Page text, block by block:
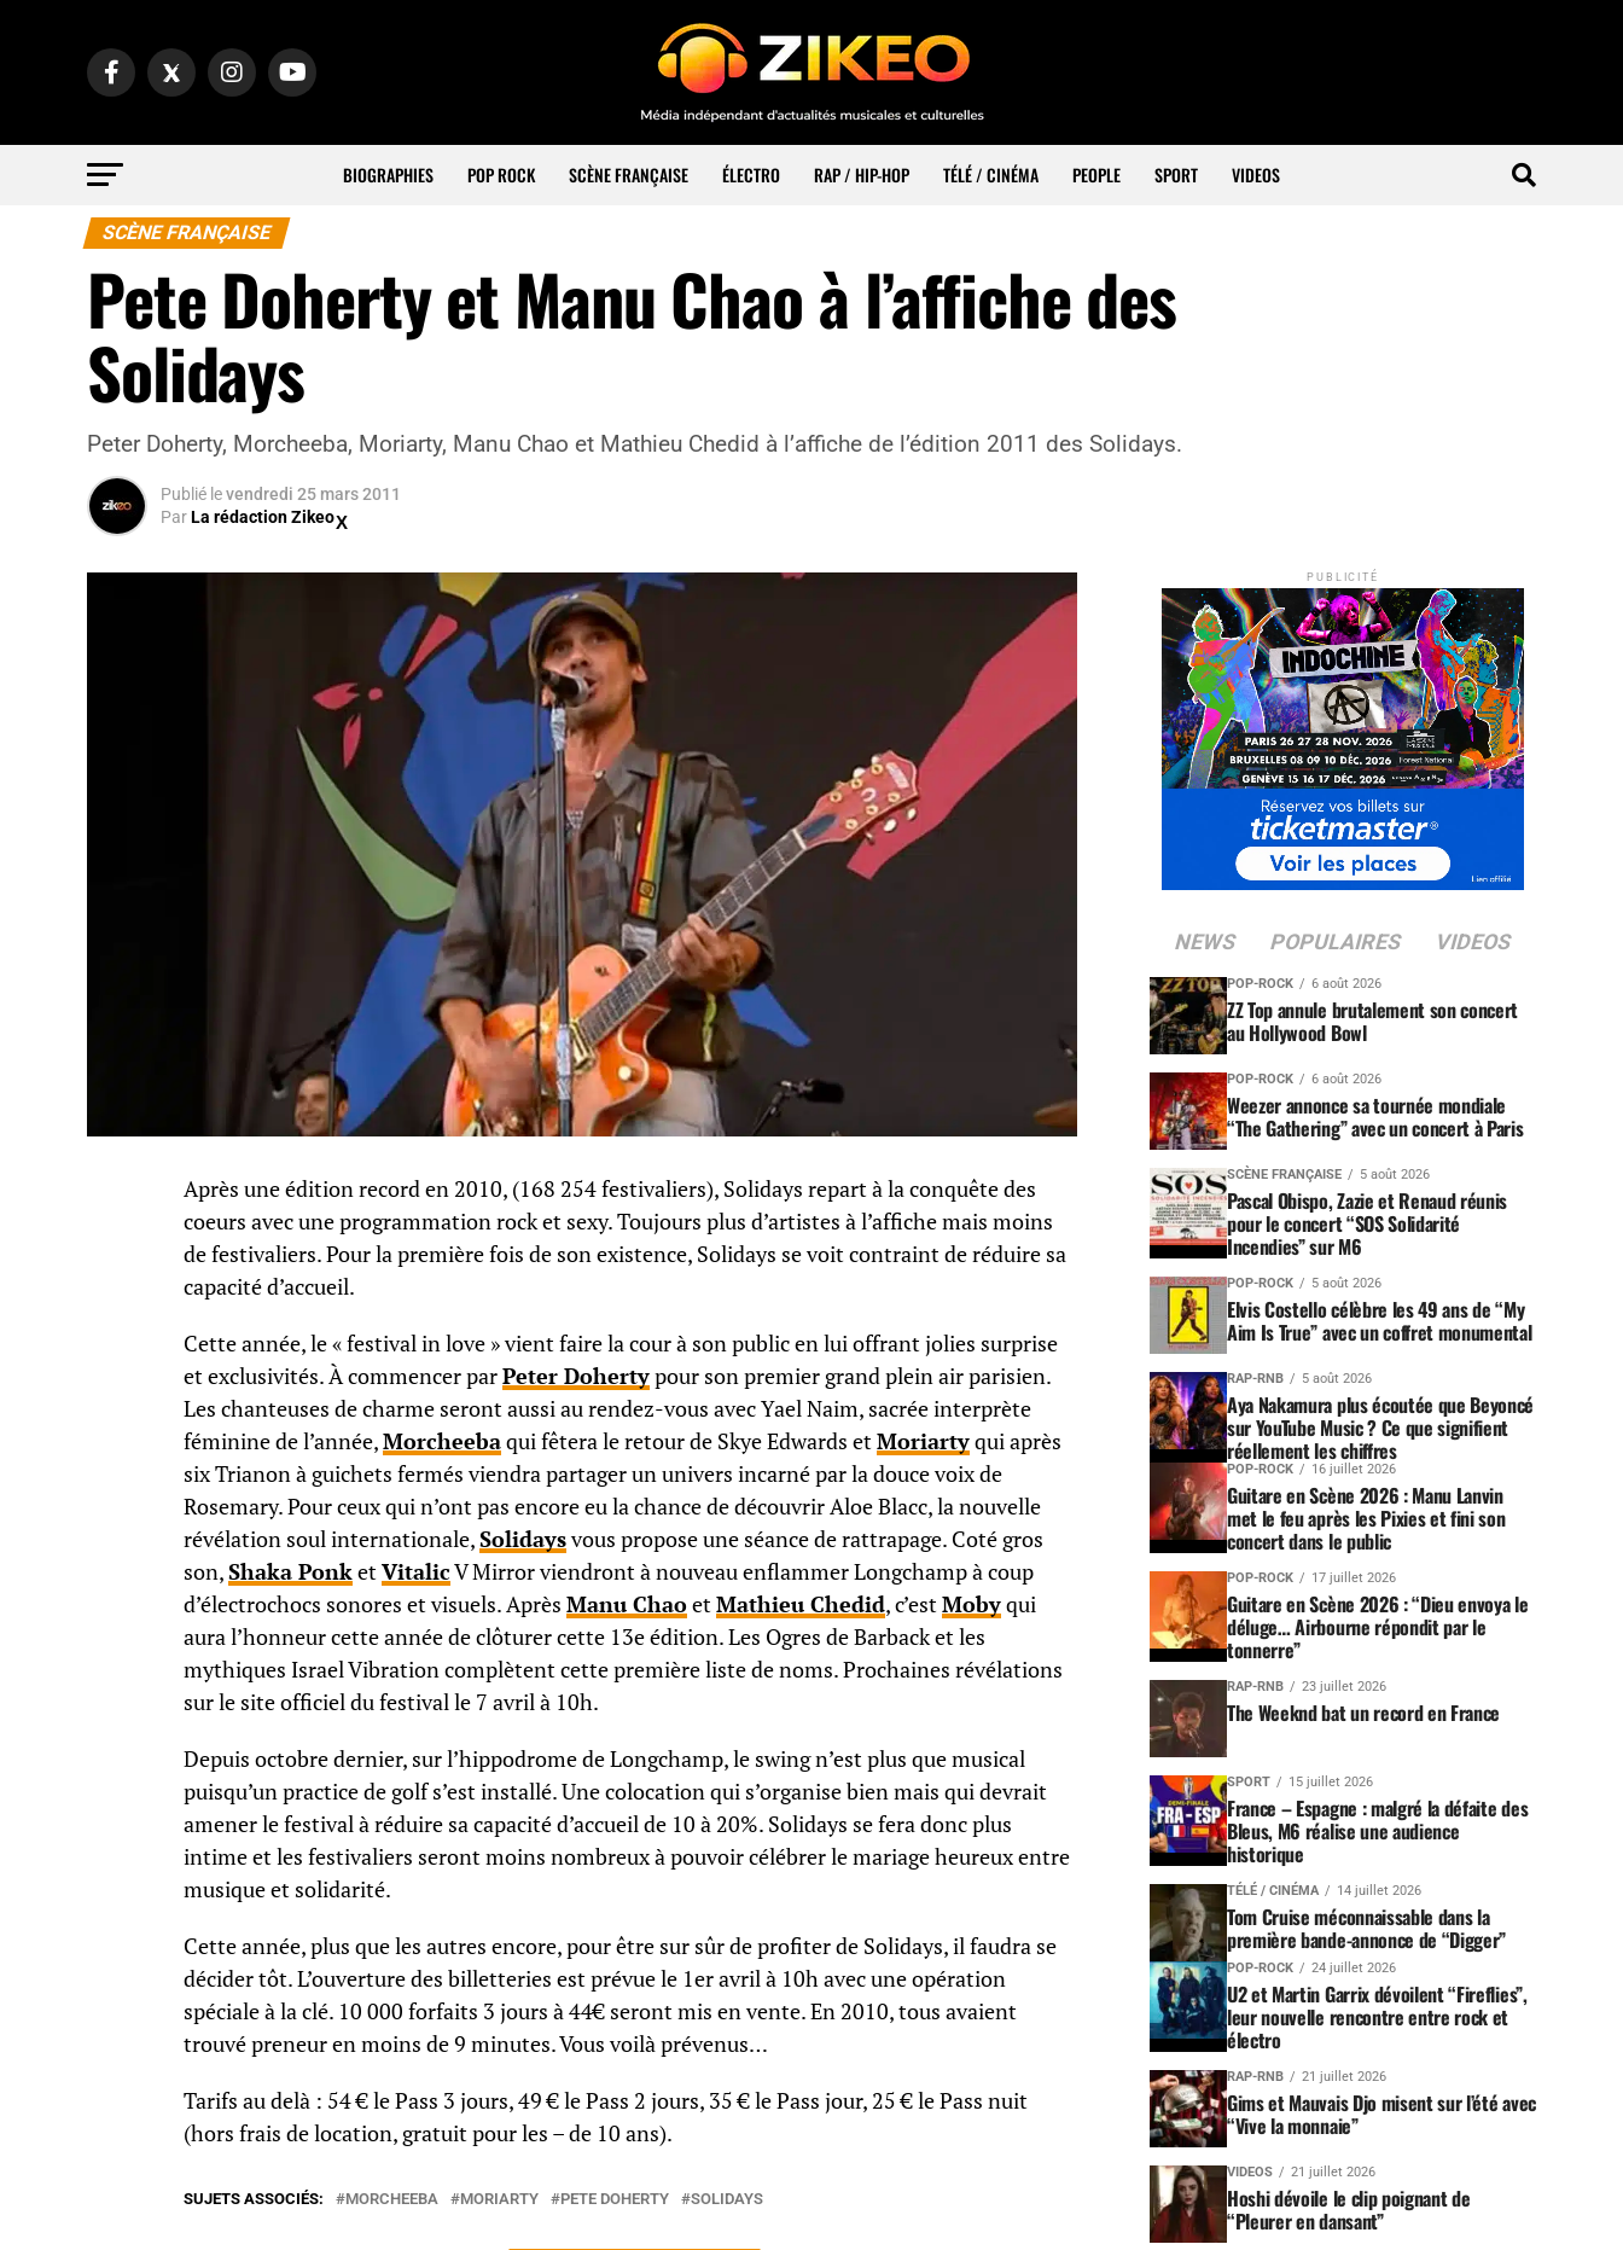
BIOGRAPHIES POP ROCK SCÈNE FRANÇAISE ÉLECTRO RAP / HIP-HOP TÉLÉ / CINÉMA PEOPLE SPORT VIDEOS
SCÈNE FRANÇAISE
Pete Doherty et Manu Chao à l’affiche des
Solidays
Peter Doherty, Morcheeba, Moriarty, Manu Chao et Mathieu Chedid à l’affiche de l’édition 2011 des Solidays.
Publié levendredi 25 mars 2011
ParLa rédaction Zikeo
Après une édition record en 2010, (168 254 festivaliers), Solidays repart à la conquête des
coeurs avec une programmation rock et sexy. Toujours plus d’artistes à l’affiche mais moins
de festivaliers. Pour la première fois de son existence, Solidays se voit contraint de réduire sa
capacité d’accueil.
Cette année, le « festival in love » vient faire la cour à son public en lui offrant jolies surprise
et exclusivités. À commencer parPeter Dohertypour son premier grand plein air parisien.
Les chanteuses de charme seront aussi au rendez-vous avec Yael Naim, sacrée interprète
féminine de l’année,Morcheebaqui fêtera le retour de Skye Edwards etMoriartyqui après
six Trianon à guichets fermés viendra partager un univers incarné par la douce voix de
Rosemary. Pour ceux qui n’ont pas encore eu la chance de découvrir Aloe Blacc, la nouvelle
révélation soul internationale,Solidaysvous propose une séance de rattrapage. Coté gros
son,Shaka PonketVitalicV Mirror viendront à nouveau enflammer Longchamp à coup
d’électrochocs sonores et visuels. Après Manu ChaoetMathieu Chedid, c’estMobyqui
aura l’honneur cette année de clôturer cette 13e édition. Les Ogres de Barback et les
mythiques Israel Vibration complètent cette première liste de noms. Prochaines révélations
sur le site officiel du festival le 7 avril à 10h.
Depuis octobre dernier, sur l’hippodrome de Longchamp, le swing n’est plus que musical
puisqu’un practice de golf s’est installé. Une colocation qui s’organise bien mais qui devrait
amener le festival à réduire sa capacité d’accueil de 10 à 20%. Solidays se fera donc plus
intime et les festivaliers seront moins nombreux à pouvoir célébrer le mariage heureux entre
musique et solidarité.
Cette année, plus que les autres encore, pour être sur sûr de profiter de Solidays, il faudra se
décider tôt. L’ouverture des billetteries est prévue le 1er avril à 10h avec une opération
spéciale à la clé. 10 000 forfaits 3 jours à 44€ seront mis en vente. En 2010, tous avaient
trouvé preneur en moins de 9 minutes. Vous voilà prévenus…
Tarifs au delà : 54 € le Pass 3 jours, 49 € le Pass 2 jours, 35 € le Pass jour, 25 € le Pass nuit
(hors frais de location, gratuit pour les – de 10 ans).
SUJETS ASSOCIÉS: MORCHEEBA MORIARTY PETE DOHERTY SOLIDAYS
PUBLICITÉ
NEWS POPULAIRES VIDEOS
POP-ROCK 6 août 2026
ZZ Top annule brutalement son concert
au Hollywood Bowl
POP-ROCK 6 août 2026
Weezer annonce sa tournée mondiale
“The Gathering” avec un concert à Paris
SCÈNE FRANÇAISE 5 août 2026
Pascal Obispo, Zazie et Renaud réunis
pour le concert “SOS Solidarité
Incendies” sur M6
POP-ROCK 5 août 2026
Elvis Costello célèbre les 49 ans de “My
Aim Is True” avec un coffret monumental
RAP-RNB 5 août 2026
Aya Nakamura plus écoutée que Beyoncé
sur YouTube Music ? Ce que signifient
réellement les chiffres
POP-ROCK 16 juillet 2026
Guitare en Scène 2026 : Manu Lanvin
met le feu après les Pixies et fini son
concert dans le public
POP-ROCK 17 juillet 2026
Guitare en Scène 2026 : “Dieu envoya le
déluge… Airbourne répondit par le
tonnerre”
RAP-RNB 23 juillet 2026
The Weeknd bat un record en France
SPORT 15 juillet 2026
France – Espagne : malgré la défaite des
Bleus, M6 réalise une audience
historique
TÉLÉ / CINÉMA 14 juillet 2026
Tom Cruise méconnaissable dans la
première bande-annonce de “Digger”
POP-ROCK 24 juillet 2026
U2 et Martin Garrix dévoilent “Fireflies”,
leur nouvelle rencontre entre rock et
électro
RAP-RNB 21 juillet 2026
Gims et Mauvais Djo misent sur l’été avec
“Vive la monnaie”
VIDEOS 21 juillet 2026
Hoshi dévoile le clip poignant de
“Pleurer en dansant”